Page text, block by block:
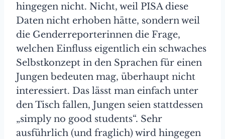
hingegen nicht. Nicht, weil PISA diese
Daten nicht erhoben hätte, sondern weil
die Genderreporterinnen die Frage,
welchen Einfluss eigentlich ein schwaches
Selbstkonzept in den Sprachen für einen
Jungen bedeuten mag, überhaupt nicht
interessiert. Das lässt man einfach unter
den Tisch fallen, Jungen seien stattdessen
„simply no good students“. Sehr
ausführlich (und fraglich) wird hingegen